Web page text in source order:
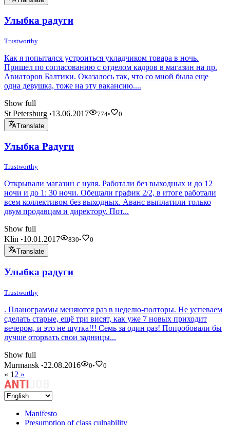
Улыбка радуги
Trustworthy
Как я попытался устроиться укладчиком товара в ночь.
Пришел по согласованию с отделом кадров в магазин на пр.
Авиаторов Балтики. Оказалось так, что со мной была еще
одна девушка, тоже на эту вакансию....
Show full
St Petersburg •13.06.2017 774•
0
Translate
Улыбка Радуги
Trustworthy
Открывали магазин с нуля. Работали без выходных и до 12
ночи и до 1: 30 ночи. Обещали график 2/2, в итоге работали
всем коллективом без выходных. Аванс выплатили только
двум продавцам и директору. Пот...
Show full
Klin •10.01.2017 830•
0
Translate
Улыбка радуги
Trustworthy
. Планограммы меняются раз в неделю-полторы. Не успеваем
сделать старые, ещё три висят, как уже 7 новых приходит
вечером, и это не шутка!!! Семь за один раз! Попробовали бы
лучше оторвать свои задницы...
Show full
Murmansk •22.08.2016 0• 0
« 1 2 »
Manifesto
Presumption of class culpability